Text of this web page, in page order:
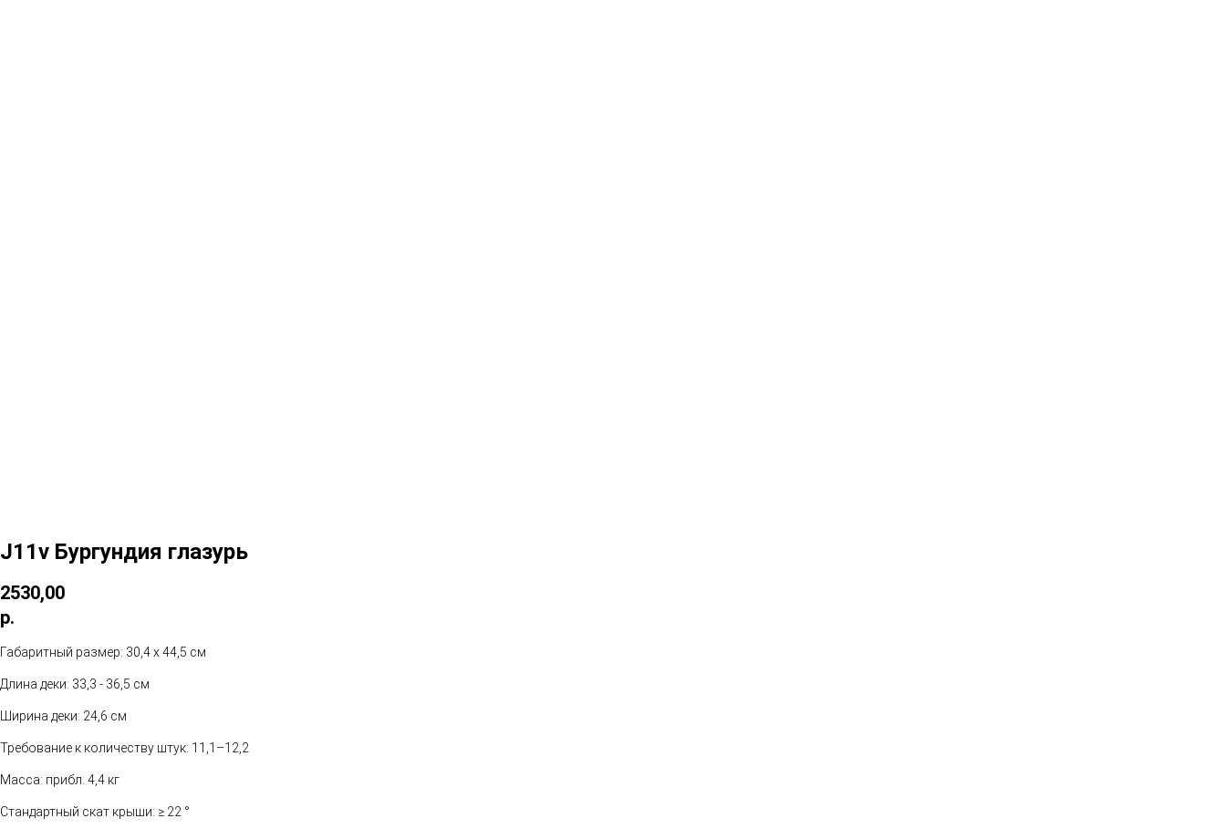
J11v Бургундия глазурь
2530,00
р.
Габаритный размер: 30,4 x 44,5 см
Длина деки: 33,3 - 36,5 см
Ширина деки: 24,6 см
Требование к количеству штук: 11,1–12,2
Масса: прибл. 4,4 кг
Стандартный скат крыши: ≥ 22 °